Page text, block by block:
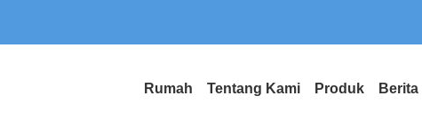
Rumah Tentang Kami Produk Berita